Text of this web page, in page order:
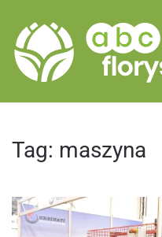
Przejdź do treści głównej
Tag: maszyna